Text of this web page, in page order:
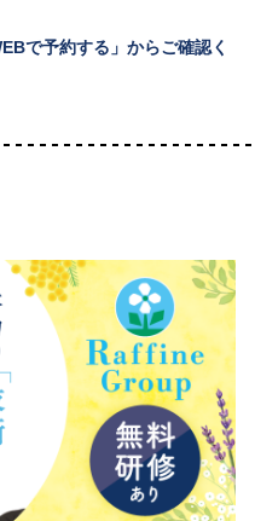
で予約する」からご確認く